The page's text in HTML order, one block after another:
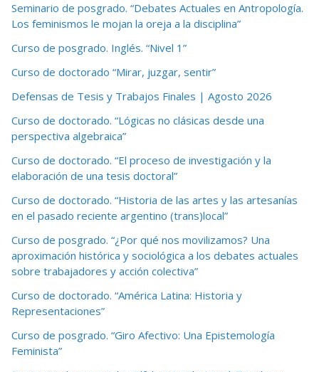
Seminario de posgrado. “Debates Actuales en Antropología.
Los feminismos le mojan la oreja a la disciplina”
Curso de posgrado. Inglés. “Nivel 1”
Curso de doctorado “Mirar, juzgar, sentir”
Defensas de Tesis y Trabajos Finales | Agosto 2026
Curso de doctorado. “Lógicas no clásicas desde una
perspectiva algebraica”
Curso de doctorado. “El proceso de investigación y la
elaboración de una tesis doctoral”
Curso de doctorado. “Historia de las artes y las artesanías
en el pasado reciente argentino (trans)local”
Curso de posgrado. “¿Por qué nos movilizamos? Una
aproximación histórica y sociológica a los debates actuales
sobre trabajadores y acción colectiva”
Curso de doctorado. “América Latina: Historia y
Representaciones”
Curso de posgrado. “Giro Afectivo: Una Epistemología
Feminista”